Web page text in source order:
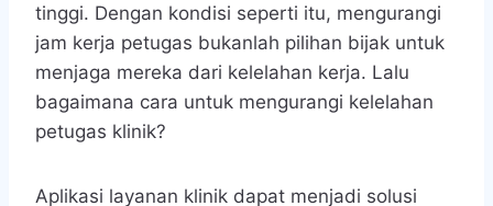
tinggi. Dengan kondisi seperti itu, mengurangi
jam kerja petugas bukanlah pilihan bijak untuk
menjaga mereka dari kelelahan kerja. Lalu
bagaimana cara untuk mengurangi kelelahan
petugas klinik?
Aplikasi layanan klinik dapat menjadi solusi